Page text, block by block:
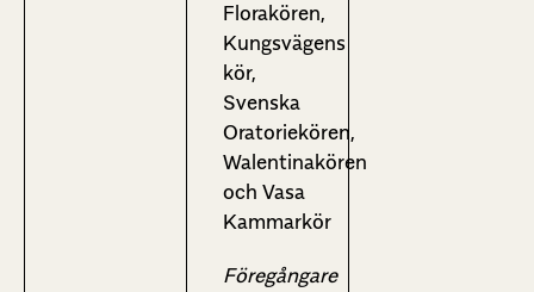
Florakören,
Kungsvägens
kör,
Svenska
Oratoriekören,
Walentinakören
och Vasa
Kammarkör
Föregångare